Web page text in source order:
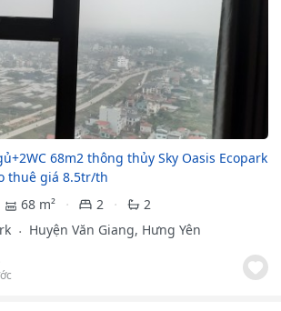
68m2 thông thủy Sky Oasis Ecopark
thuê giá 8.5tr/th
68 m² 2
2
Huyện Văn Giang, Hưng Yên